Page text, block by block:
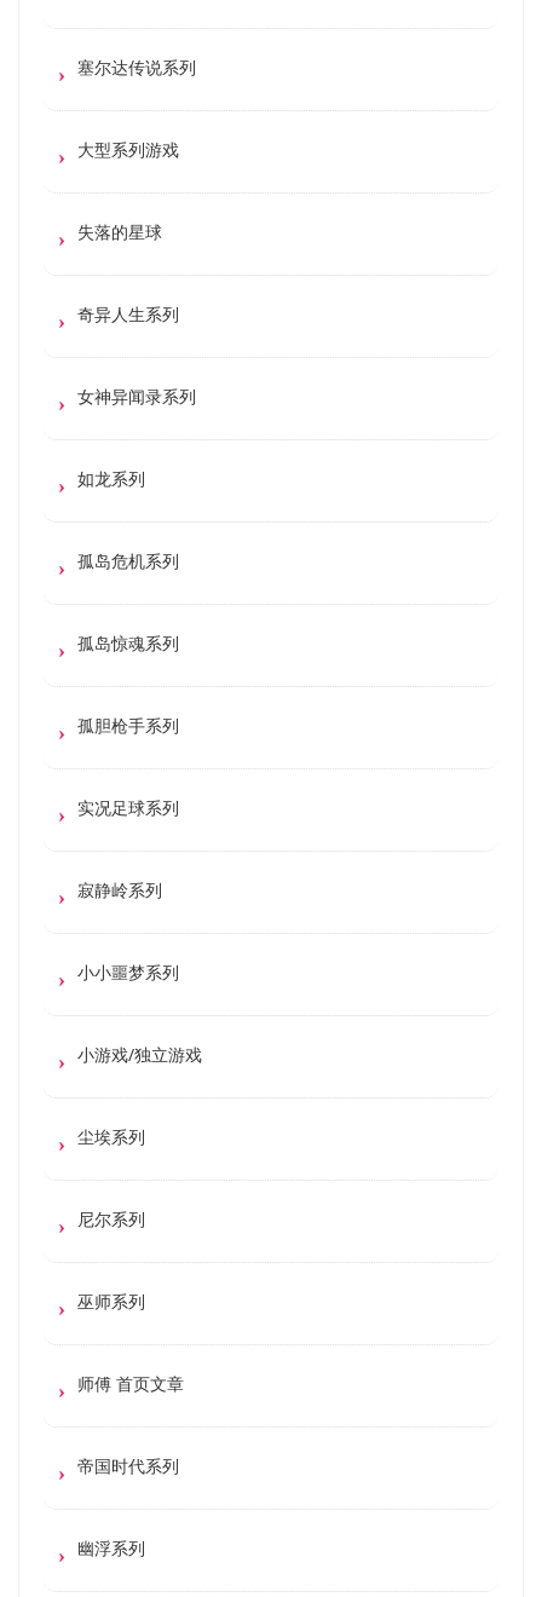
塞尔达传说系列
大型系列游戏
失落的星球
奇异人生系列
女神异闻录系列
如龙系列
孤岛危机系列
孤岛惊魂系列
孤胆枪手系列
实况足球系列
寂静岭系列
小小噩梦系列
小游戏/独立游戏
尘埃系列
尼尔系列
巫师系列
师傅 首页文章
帝国时代系列
幽浮系列